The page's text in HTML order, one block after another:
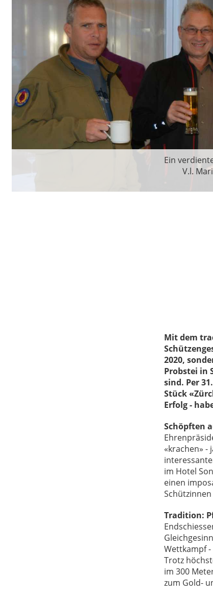
Ein
V.l.
Mit dem
2020,
Probstei in
sind. Per
Stück
Erfolg -
Schöpften
«krachen» -
im Hotel
einen
Tradition:
Wettkampf -
Trotz
im 300
zum Gold-